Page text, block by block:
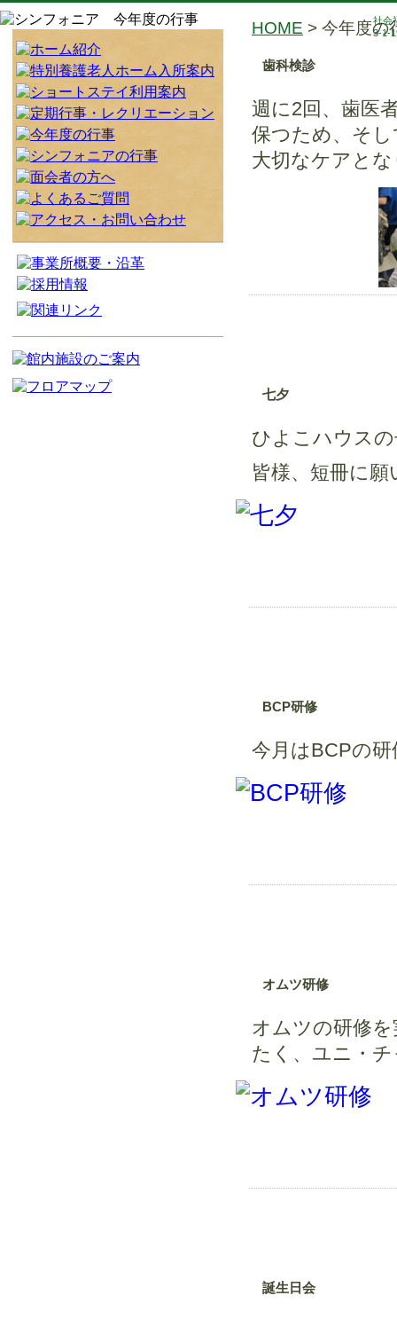
社会
3-1-
HOME > 今年度の
歯科検診
週に2回、歯医
保つため、そ
大切なケアと
七夕
ひよこハウス
皆様、短冊に
BCP研修
今月はBCPの
オムツ研修
オムツの研修
たく、ユニ・
誕生日会